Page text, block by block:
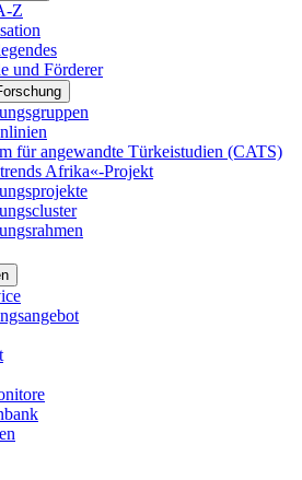
Z
und Förderer
für angewandte Türkeistudien (CATS)
Afrika«-Projekt